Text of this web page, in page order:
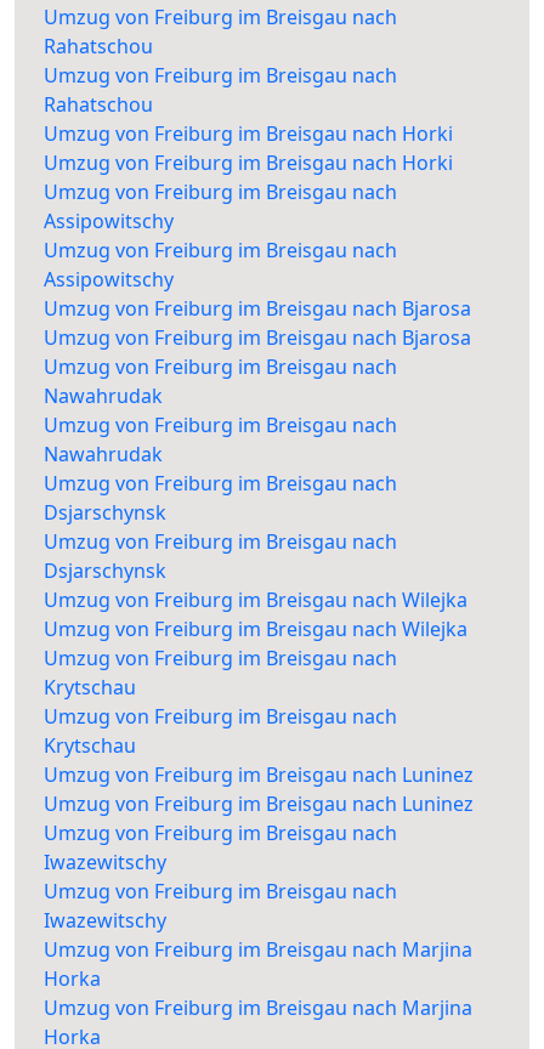
Umzug von Freiburg im Breisgau nach
Rahatschou
Umzug von Freiburg im Breisgau nach
Rahatschou
Umzug von Freiburg im Breisgau nach Horki
Umzug von Freiburg im Breisgau nach Horki
Umzug von Freiburg im Breisgau nach
Assipowitschy
Umzug von Freiburg im Breisgau nach
Assipowitschy
Umzug von Freiburg im Breisgau nach Bjarosa
Umzug von Freiburg im Breisgau nach Bjarosa
Umzug von Freiburg im Breisgau nach
Nawahrudak
Umzug von Freiburg im Breisgau nach
Nawahrudak
Umzug von Freiburg im Breisgau nach
Dsjarschynsk
Umzug von Freiburg im Breisgau nach
Dsjarschynsk
Umzug von Freiburg im Breisgau nach Wilejka
Umzug von Freiburg im Breisgau nach Wilejka
Umzug von Freiburg im Breisgau nach
Krytschau
Umzug von Freiburg im Breisgau nach
Krytschau
Umzug von Freiburg im Breisgau nach Luninez
Umzug von Freiburg im Breisgau nach Luninez
Umzug von Freiburg im Breisgau nach
Iwazewitschy
Umzug von Freiburg im Breisgau nach
Iwazewitschy
Umzug von Freiburg im Breisgau nach Marjina
Horka
Umzug von Freiburg im Breisgau nach Marjina
Horka